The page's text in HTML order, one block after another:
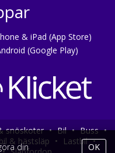
& iPad (App Store)
(Google Play)
snöskoter • Bil • Buss •
& hästsläp • Lastbil •
din
OK